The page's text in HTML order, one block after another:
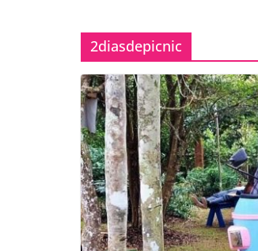
2diasdepicnic